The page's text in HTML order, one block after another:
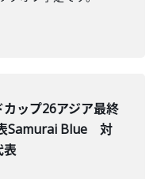
カップ26アジア最終
Samurai Blue 対
表